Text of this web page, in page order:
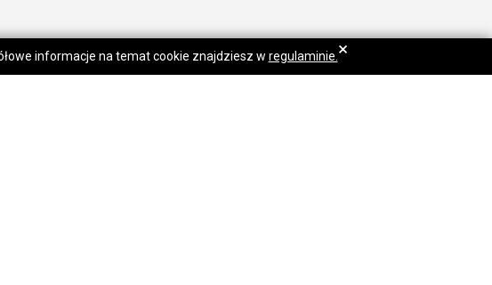
informacje na temat cookie znajdziesz w regulaminie. ×